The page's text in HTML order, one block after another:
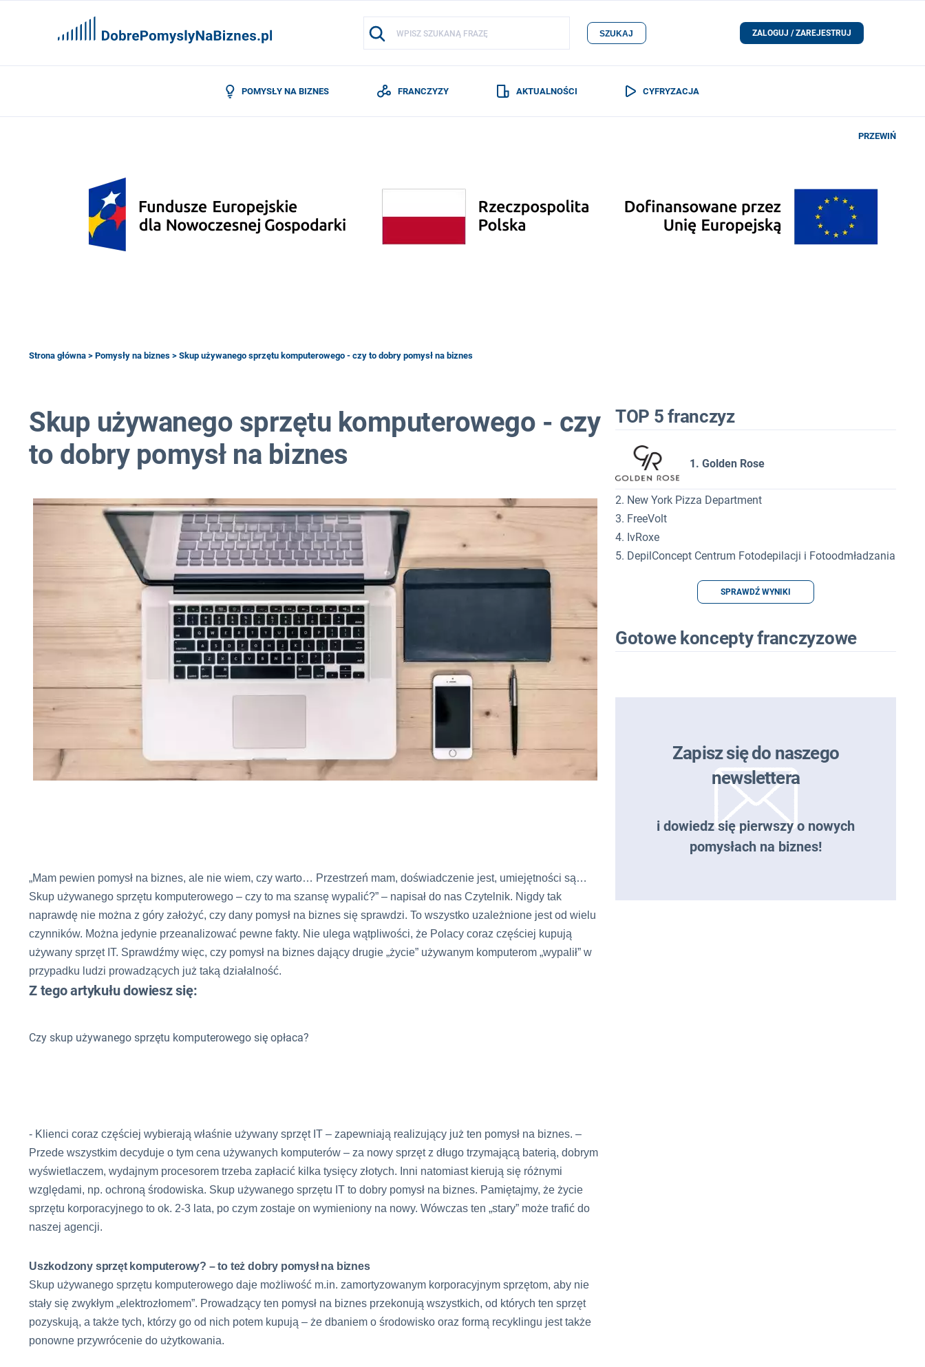
SZUKAJ ZALOGUJ / ZAREJESTRUJ
POMYSŁY NA BIZNES FRANCZYZY AKTUALNOŚCI CYFRYZACJA
PRZEWIŃ
Strona główna > Pomysły na biznes > Skup używanego sprzętu komputerowego - czy to dobry pomysł na biznes
Skup używanego sprzętu komputerowego - czy
to dobry pomysł na biznes
„Mam pewien pomysł na biznes, ale nie wiem, czy warto… Przestrzeń mam, doświadczenie jest, umiejętności są…
Skup używanego sprzętu komputerowego – czy to ma szansę wypalić?” – napisał do nas Czytelnik. Nigdy tak
naprawdę nie można z góry założyć, czy dany pomysł na biznes się sprawdzi. To wszystko uzależnione jest od wielu
czynników. Można jedynie przeanalizować pewne fakty. Nie ulega wątpliwości, że Polacy coraz częściej kupują
używany sprzęt IT. Sprawdźmy więc, czy pomysł na biznes dający drugie „życie” używanym komputerom „wypalił” w
przypadku ludzi prowadzących już taką działalność.
Z tego artykułu dowiesz się:
Czy skup używanego sprzętu komputerowego się opłaca?
- Klienci coraz częściej wybierają właśnie używany sprzęt IT – zapewniają realizujący już ten pomysł na biznes. –
Przede wszystkim decyduje o tym cena używanych komputerów – za nowy sprzęt z długo trzymającą baterią, dobrym
wyświetlaczem, wydajnym procesorem trzeba zapłacić kilka tysięcy złotych. Inni natomiast kierują się różnymi
względami, np. ochroną środowiska. Skup używanego sprzętu IT to dobry pomysł na biznes. Pamiętajmy, że życie
sprzętu korporacyjnego to ok. 2-3 lata, po czym zostaje on wymieniony na nowy. Wówczas ten „stary” może trafić do
naszej agencji.
Uszkodzony sprzęt komputerowy? – to też dobry pomysł na biznes
Skup używanego sprzętu komputerowego daje możliwość m.in. zamortyzowanym korporacyjnym sprzętom, aby nie
stały się zwykłym „elektrozłomem”. Prowadzący ten pomysł na biznes przekonują wszystkich, od których ten sprzęt
pozyskują, a także tych, którzy go od nich potem kupują – że dbaniem o środowisko oraz formą recyklingu jest także
ponowne przywrócenie do użytkowania.
TOP 5 franczyz
1. Golden Rose
2. New York Pizza Department
3. FreeVolt
4. IvRoxe
5. DepilConcept Centrum Fotodepilacji i Fotoodmładzania
SPRAWDŹ WYNIKI
Gotowe koncepty franczyzowe
Zapisz się do naszego
newslettera
i dowiedz się pierwszy o nowych
pomysłach na biznes!